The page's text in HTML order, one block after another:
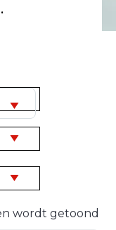
wordt getoond